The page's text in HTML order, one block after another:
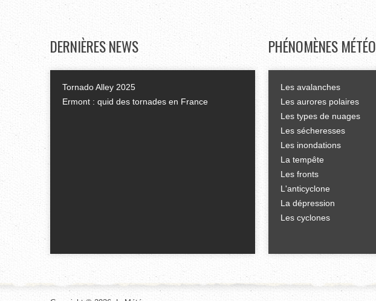
DERNIÈRESNEWS
Tornado Alley 2025
Ermont : quid des tornades en France
PHÉNOMÈNES MÉTÉO
Les avalanches
Les aurores polaires
Les types de nuages
Les sécheresses
Les inondations
La tempête
Les fronts
L'anticyclone
La dépression
Les cyclones